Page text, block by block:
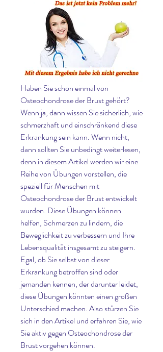
Haben Sie schon einmal von
Osteochondrose der Brust gehört?
Wenn ja, dann wissen Sie sicherlich, wie
schmerzhaft und einschränkend diese
Erkrankung sein kann. Wenn nicht,
dann sollten Sie unbedingt weiterlesen,
denn in diesem Artikel werden wir eine
Reihe von Übungen vorstellen, die
speziell für Menschen mit
Osteochondrose der Brust entwickelt
wurden. Diese Übungen können
helfen, Schmerzen zu lindern, die
Beweglichkeit zu verbessern und Ihre
Lebensqualität insgesamt zu steigern.
Egal, ob Sie selbst von dieser
Erkrankung betroffen sind oder
jemanden kennen, der darunter leidet,
diese Übungen könnten einen großen
Unterschied machen. Also stürzen Sie
sich in den Artikel und erfahren Sie, wie
Sie aktiv gegen Osteochondrose der
Brust vorgehen können.